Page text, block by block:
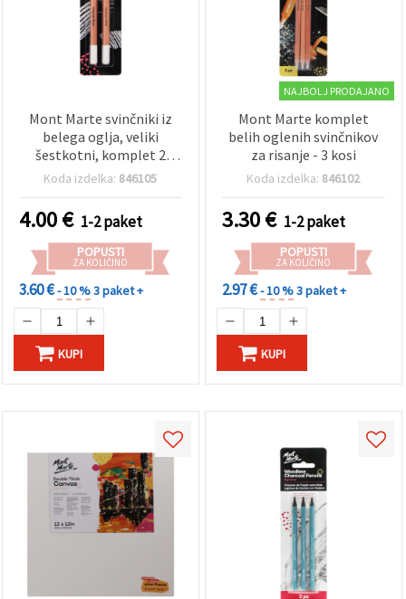
Mont Marte svinčniki iz
belega oglja, veliki
šestkotni, komplet 2
kosov
Koda izdelka: 846105
4.00€ 1-2 paket
POPUSTI
ZA KOLIČINO
3.60 €- 10 %3 paket +
KUPI
NAJBOLJ PRODAJANO
Mont Marte komplet
belih oglenih svinčnikov
za risanje - 3 kosi
Koda izdelka: 846102
3.30€ 1-2 paket
POPUSTI
ZA KOLIČINO
2.97 €- 10 %3 paket +
KUPI